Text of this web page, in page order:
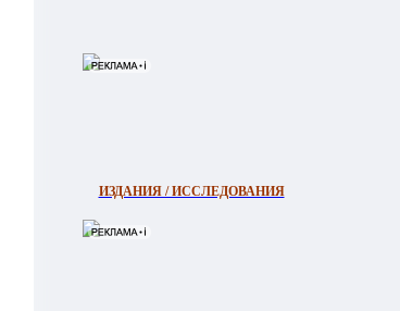
ИЗДАНИЯ / ИССЛЕДОВАНИЯ